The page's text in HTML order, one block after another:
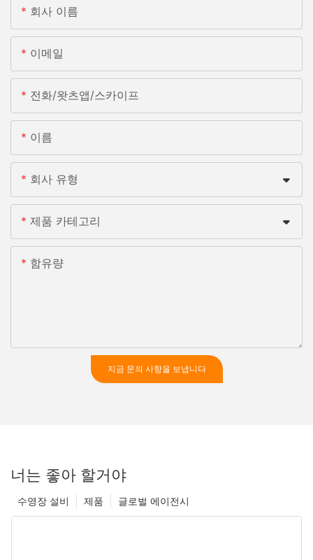
회사 이름
이메일
전화/왓츠앱/스카이프
이름
회사 유형
제품 카테고리
함유량
지금 문의 사항을 보냅니다
너는 좋아 할거야
글로벌 에이전시
제품
수영장 설비